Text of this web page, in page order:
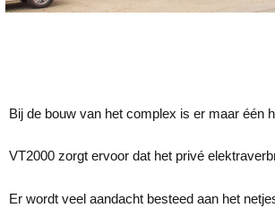
Bij de bouw van het complex is er maar één
VT2000 zorgt ervoor dat het privé
Er wordt veel aandacht besteed aan het